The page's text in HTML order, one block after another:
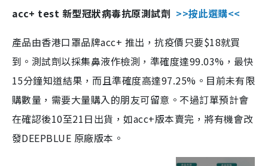
acc+ test 新型冠狀病毒抗原測試劑 >>按此選購<<
產品由香港口罩品牌acc+ 推出，抗疫價只要$18就買
到。測試劑以採集鼻液作檢測，準確度達99.03%，最快
15分鐘知道結果，而且準確度高達97.25%。目前未有限
購數量，需要大量購入的朋友可留意。不過訂單預計會
在確認後10至21日出貨，如acc+版本賣完，將有機會改
發DEEPBLUE 原廠版本。